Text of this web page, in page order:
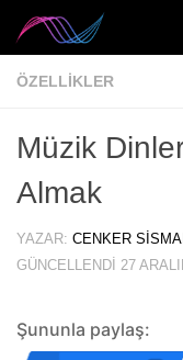
Skip to content
ÖZELLIKLER
Müzik
Almak
YAZAR: CENKER
GÜNCELLENDI 27
Şununla paylaş: